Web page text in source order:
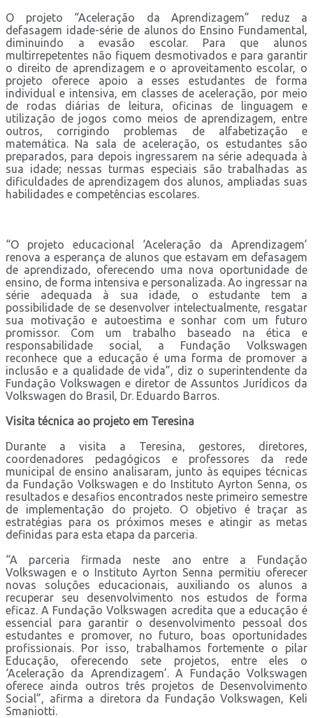
O projeto “Aceleração da Aprendizagem” reduz a
defasagem idade-série de alunos do Ensino Fundamental,
diminuindo a evasão escolar. Para que alunos
multirrepetentes não fiquem desmotivados e para garantir
o direito de aprendizagem e o aproveitamento escolar, o
projeto oferece apoio a esses estudantes de forma
individual e intensiva, em classes de aceleração, por meio
de rodas diárias de leitura, oficinas de linguagem e
utilização de jogos como meios de aprendizagem, entre
outros, corrigindo problemas de alfabetização e
matemática. Na sala de aceleração, os estudantes são
preparados, para depois ingressarem na série adequada à
sua idade; nessas turmas especiais são trabalhadas as
dificuldades de aprendizagem dos alunos, ampliadas suas
habilidades e competências escolares.
“O projeto educacional ‘Aceleração da Aprendizagem’
renova a esperança de alunos que estavam em defasagem
de aprendizado, oferecendo uma nova oportunidade de
ensino, de forma intensiva e personalizada. Ao ingressar na
série adequada à sua idade, o estudante tem a
possibilidade de se desenvolver intelectualmente, resgatar
sua motivação e autoestima e sonhar com um futuro
promissor. Com um trabalho baseado na ética e
responsabilidade social, a Fundação Volkswagen
reconhece que a educação é uma forma de promover a
inclusão e a qualidade de vida”, diz o superintendente da
Fundação Volkswagen e diretor de Assuntos Jurídicos da
Volkswagen do Brasil, Dr. Eduardo Barros.
Visita técnica ao projeto em Teresina
Durante a visita a Teresina, gestores, diretores,
coordenadores pedagógicos e professores da rede
municipal de ensino analisaram, junto às equipes técnicas
da Fundação Volkswagen e do Instituto Ayrton Senna, os
resultados e desafios encontrados neste primeiro semestre
de implementação do projeto. O objetivo é traçar as
estratégias para os próximos meses e atingir as metas
definidas para esta etapa da parceria.
“A parceria firmada neste ano entre a Fundação
Volkswagen e o Instituto Ayrton Senna permitiu oferecer
novas soluções educacionais, auxiliando os alunos a
recuperar seu desenvolvimento nos estudos de forma
eficaz. A Fundação Volkswagen acredita que a educação é
essencial para garantir o desenvolvimento pessoal dos
estudantes e promover, no futuro, boas oportunidades
profissionais. Por isso, trabalhamos fortemente o pilar
Educação, oferecendo sete projetos, entre eles o
‘Aceleração da Aprendizagem’. A Fundação Volkswagen
oferece ainda outros três projetos de Desenvolvimento
Social”, afirma a diretora da Fundação Volkswagen, Keli
Smaniotti.